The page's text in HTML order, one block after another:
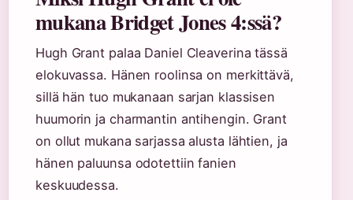
mukana Bridget Jones 4:ssä?
Hugh Grant palaa Daniel Cleaverina tässä
elokuvassa. Hänen roolinsa on merkittävä,
sillä hän tuo mukanaan sarjan klassisen
huumorin ja charmantin antihengin. Grant
on ollut mukana sarjassa alusta lähtien, ja
hänen paluunsa odotettiin fanien
keskuudessa.